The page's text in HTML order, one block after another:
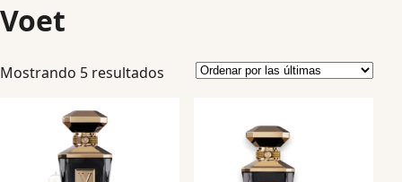
Voet
Mostrando 5 resultados